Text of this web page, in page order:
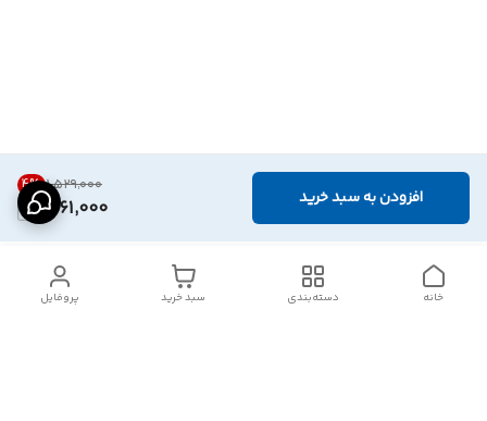
۱٬۵۲۹٬۰۰۰ 4%
1,461,000 افزودن به سبد خرید
پروفایل سبد خرید دسته‌بندی خانه